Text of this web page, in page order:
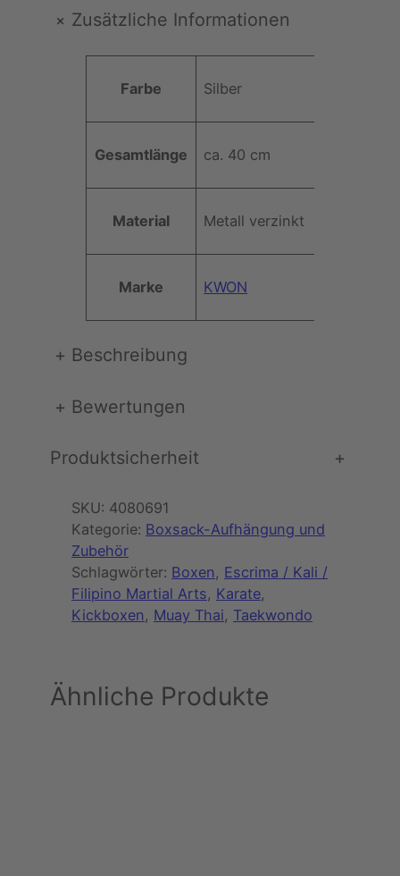
k
e
e
g
e
+Zusätzliche Informationen
b
W
e
Farbe Silber
Gesamtlänge ca. 40 cm
Material Metall verzinkt
Marke KWON
+ Beschreibung
+ Bewertungen
Produktsicherheit +
SKU: 4080691
Kategorie: Boxsack-Aufhängung und
Zubehör
Schlagwörter: Boxen , Escrima / Kali /
Filipino Martial Arts, Karate
Kickboxen , Muay Thai, Taekwondo
Ähnliche Produkte